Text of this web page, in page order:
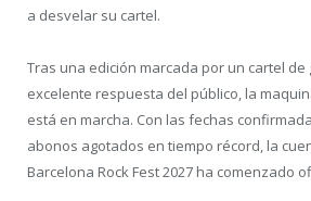
a desvelar su cartel.
Tras una edición marcada por un cartel de
excelente respuesta del público, la
está en marcha. Con las fechas
abonos agotados en tiempo récord, la
Barcelona Rock Fest 2027 ha comenzado